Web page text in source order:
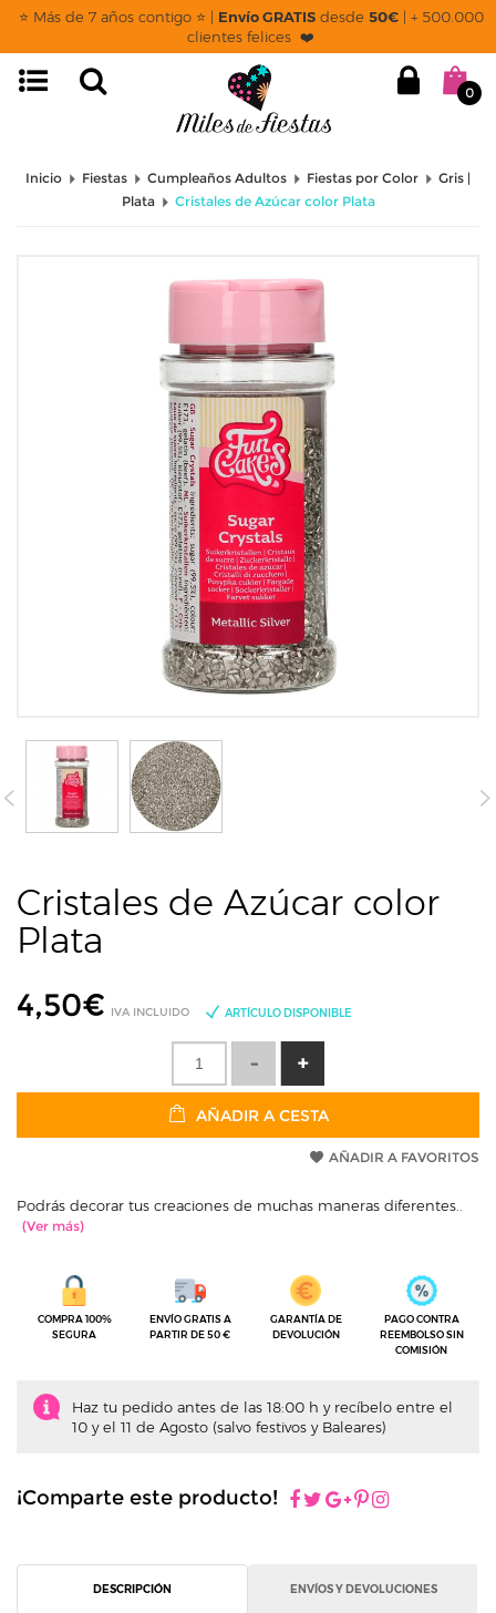
⭐ Más de 7 años contigo ⭐ | Envío GRATISdesde 50€| + 500.000
clientes felices ❤️
0
Inicio Fiestas Cumpleaños Adultos Fiestas por Color
Gris |
Plata
Cristales de Azúcar color Plata
Cristales de Azúcar color
Plata
4,50€ IVA INCLUIDO ARTÍCULO DISPONIBLE
AÑADIR A CESTA
AÑADIR A FAVORITOS
Podrás decorar tus creaciones de muchas maneras diferentes..
COMPRA 100%
SEGURA
ENVÍO GRATIS A
PARTIR DE 50 €
GARANTÍA DE
DEVOLUCIÓN
PAGO CONTRA
REEMBOLSO SIN
COMISIÓN
Haz tu pedido antes de las 18:00 h y recíbelo entre el
10 y el 11 de Agosto (salvo festivos y Baleares)
¡Comparte este producto!
DESCRIPCIÓN ENVÍOS Y DEVOLUCIONES